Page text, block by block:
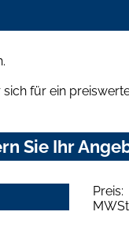
für ein
Sie Ihr
Preis: